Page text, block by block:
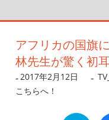
アフリカの国旗
林先生が驚く初
2017年2月12日
こちらへ！